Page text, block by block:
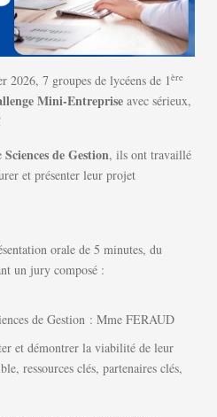
7 groupes de lycéens de 1ère
Mini-Entreprise avec sérieux,
Sciences de Gestion, ils ont travaillé
et présenter leur projet
orale de 5 minutes, du
un jury composé :
de Gestion : Mme FERAUD
et démontrer la viabilité de leur
ressources clés, partenaires clés,